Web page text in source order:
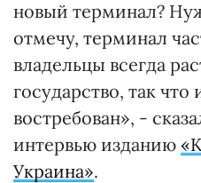
новый терминал?
отмечу, терминал
владельцы всегда
государство, так что
востребован», -
интервью изданию
Украина».